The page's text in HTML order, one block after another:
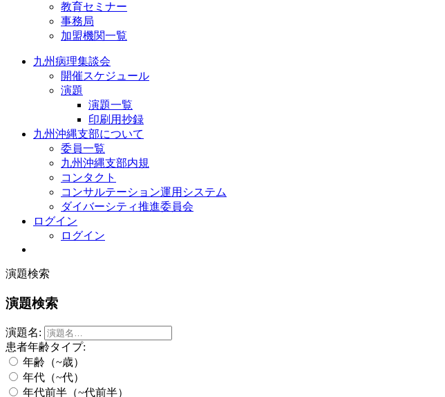
教育セミナー
事務局
加盟機関一覧
九州病理集談会
開催スケジュール
演題
演題一覧
印刷用抄録
九州沖縄支部について
委員一覧
九州沖縄支部内規
コンタクト
コンサルテーション運用システム
ダイバーシティ推進委員会
ログイン
ログイン
演題検索
演題検索
演題名:
患者年齢タイプ:
年齢（~歳）
年代（~代）
年代前半（~代前半）